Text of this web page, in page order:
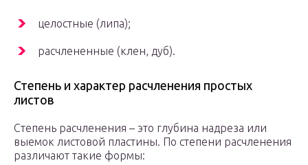
целостные (липа);
расчлененные (клен, дуб).
Степень и характер расчленения простых
листов
Степень расчленения – это глубина надреза или
выемок листовой пластины. По степени расчленения
различают такие формы: